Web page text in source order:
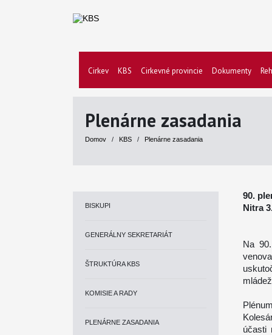
Cirkev KBS Cirkevné provincie Dokumenty
Plenárne zasadania
Domov / KBS / Plenárne zasadania
BISKUPI
GENERÁLNY SEKRETARIÁT
ŠTRUKTÚRA KBS
KOMISIE A RADY
PLENÁRNE ZASADANIA
90.
Nitra
Na
účasti